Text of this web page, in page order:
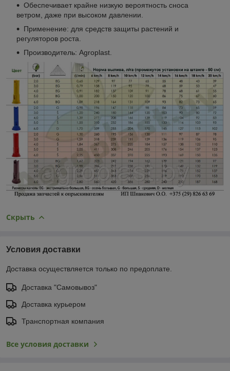
Обеспечивает крайне низкую вероятность сноса
ветром, даже при высоком давлении.
Применение: для средств защиты растений и
регуляторов роста.
Производитель: Agroplast.
Скрыть
Условия доставки
Доставка осуществляется только по предоплате.
Доставка "Самовывоз"
Доставка курьером
Транспортная компания
Все условия доставки